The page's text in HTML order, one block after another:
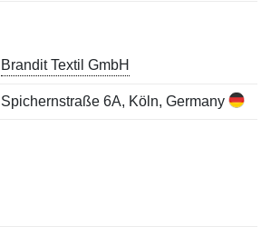
Brandit Textil GmbH
Spichernstraße 6A, Köln, Germany